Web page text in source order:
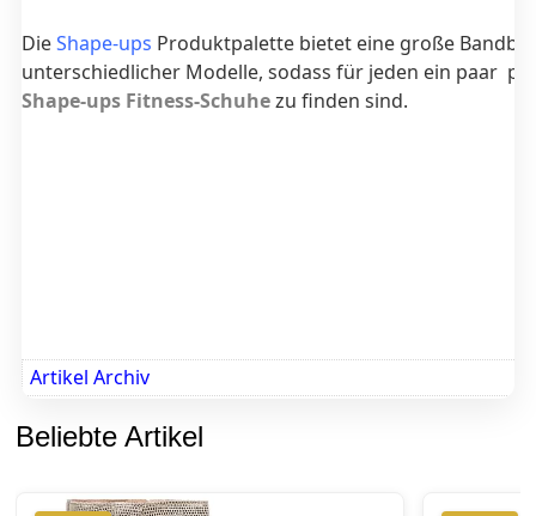
DieShape-ups Produktpalette bietet eine große
unterschiedlicher Modelle, sodass für jeden ein paar
Shape-ups Fitness-Schuhezu finden sind.
Artikel Archiv
Beliebte Artikel